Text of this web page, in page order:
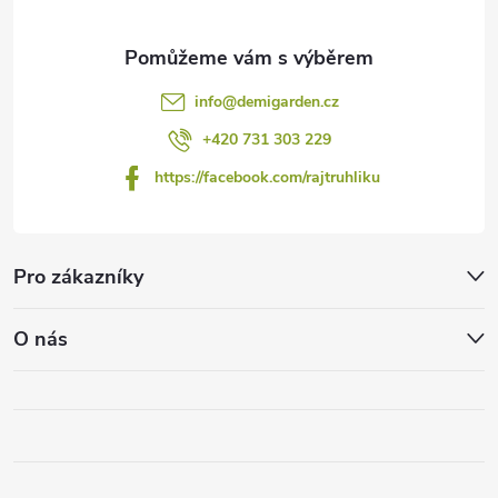
info@demigarden.cz
+420 731 303 229
https://facebook.com/rajtruhliku
Pro zákazníky
O nás